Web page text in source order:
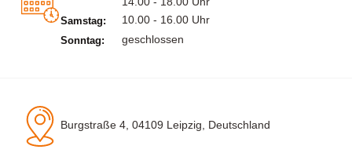
Samstag: 10.00 - 16.00 Uhr
Sonntag: geschlossen
Burgstraße 4, 04109 Leipzig, Deutschland